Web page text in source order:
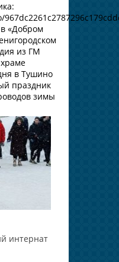
«Добром
из ГМ
в Тушино
праздник
зимы
интернат